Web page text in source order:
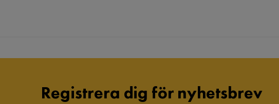
Registrera dig för nyhetsbrev